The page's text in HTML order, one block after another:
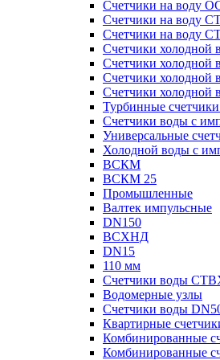
Счетчики на воду
Счетчики на воду
Счетчики на воду
Счетчики холодной
Счетчики
Счетчики
Счетчики
Турбинные
Счетчики воды с
Универсальные
Холодной воды с
ВСКМ
ВСКМ 25
Промышленные
Валтек импульсные
DN150
ВСХНД
DN15
110 мм
Счетчики воды
Водомерные узлы
Счетчики воды
Квартирные
Комбинированные
Комбинированные